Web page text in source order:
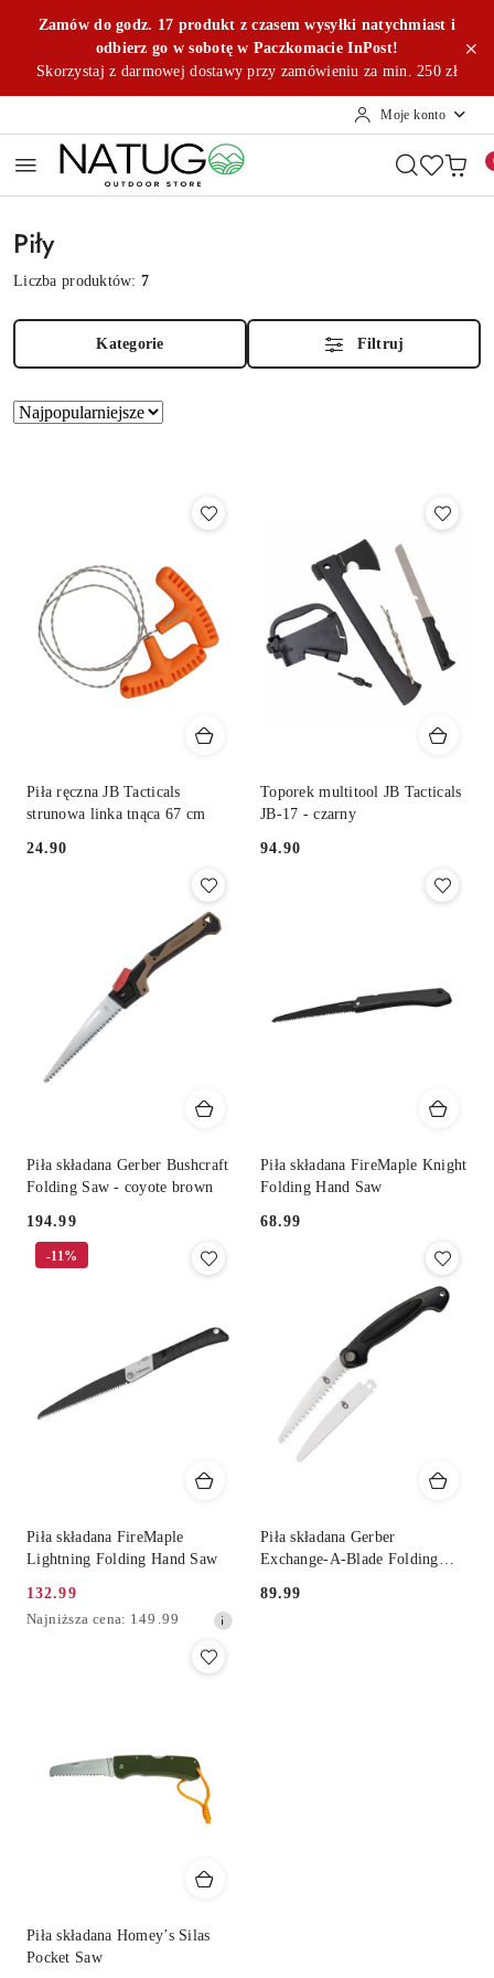
Przejdź do treści głównej
Przejdź do wyszukiwarki
Przejdź do moje konto
Przejdź do menu głównego
Przejdź do stopki
Zamów do godz. 17 produkt z czasem wysyłki natychmiast i
odbierz go w sobotę w Paczkomacie InPost!
Skorzystaj z darmowej dostawy przy zamówieniu za min. 250 zł
Moje konto
Piły
Liczba produktów:7
Kategorie Filtruj
Zastosowano
Sortuj
Piła ręczna JB Tacticals
strunowa linka tnąca 67 cm
24.90
Toporek multitool JB Tacticals
JB-17 - czarny
94.90
Piła składana Gerber Bushcraft
Folding Saw - coyote brown
Cena:
194.99
Piła składana FireMaple Knight
Folding Hand Saw
Cena:
68.99
Piła składana FireMaple
Lightning Folding Hand Saw
promocyjna:
132.99
Najniższa
Najniższa cena: 149.99
-11%
Piła składana Gerber
Exchange-A-Blade Folding
89.99
Piła składana Homey’s Silas
Pocket Saw